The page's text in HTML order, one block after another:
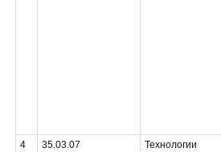
4 35.03.07
Технологии